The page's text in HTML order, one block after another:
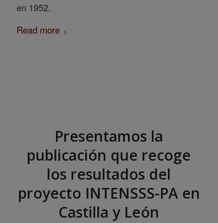
en 1952.
Read more
Presentamos la
publicación que recoge
los resultados del
proyecto INTENSSS-PA en
Castilla y León